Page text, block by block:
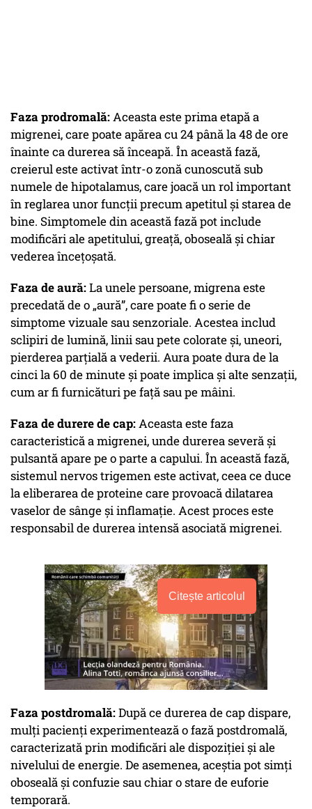
Faza prodromală:Aceasta este prima etapă a
migrenei, care poate apărea cu 24 până la 48 de ore
înainte ca durerea să înceapă. În această fază,
creierul este activat într-o zonă cunoscută sub
numele de hipotalamus, care joacă un rol important
în reglarea unor funcții precum apetitul și starea de
bine. Simptomele din această fază pot include
modificări ale apetitului, greață, oboseală și chiar
vederea încețoșată.
Faza de aură:La unele persoane, migrena este
precedată de o „aură”, care poate fi o serie de
simptome vizuale sau senzoriale. Acestea includ
sclipiri de lumină, linii sau pete colorate și, uneori,
pierderea parțială a vederii. Aura poate dura de la
cinci la 60 de minute și poate implica și alte senzații,
cum ar fi furnicături pe față sau pe mâini.
Faza de durere de cap:Aceasta este faza
caracteristică a migrenei, unde durerea severă și
pulsantă apare pe o parte a capului. În această fază,
sistemul nervos trigemen este activat, ceea ce duce
la eliberarea de proteine care provoacă dilatarea
vaselor de sânge și inflamație. Acest proces este
responsabil de durerea intensă asociată migrenei.
Citește articolul
Faza postdromală:După ce durerea de cap dispare,
mulți pacienți experimentează o fază postdromală,
caracterizată prin modificări ale dispoziției și ale
nivelului de energie. De asemenea, aceștia pot simți
oboseală și confuzie sau chiar o stare de euforie
temporară.